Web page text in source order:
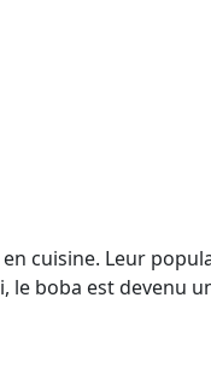
cuisine. Leur
le boba est devenu